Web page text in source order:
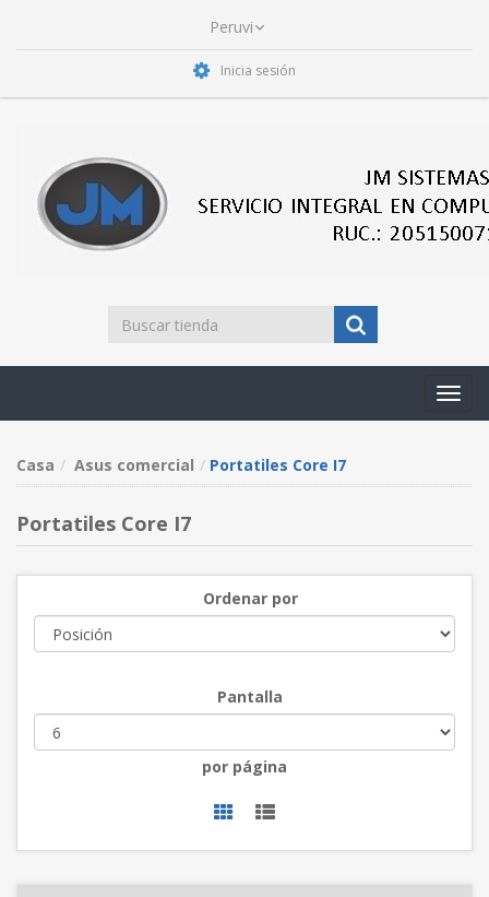
Inicia sesión
Casa Asus comercial Portatiles Core I7
Portatiles Core I7
Ordenar por
Pantalla
por página